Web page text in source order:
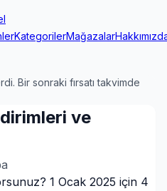
KategorilerMağazalar
Bir sonraki fırsatı takvimde
ve
1 Ocak 2025 için 4